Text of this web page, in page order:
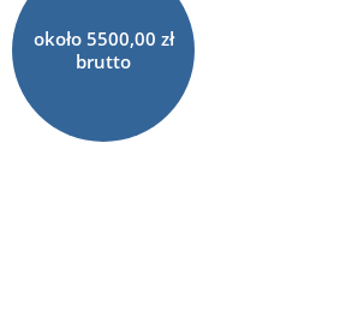
około 5500,00 zł
brutto